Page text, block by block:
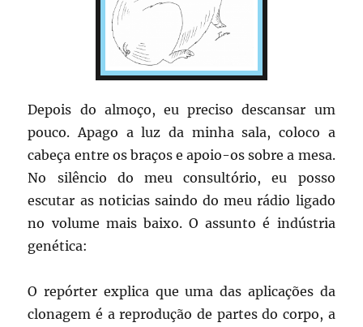
Depois do almoço, eu preciso descansar um
pouco. Apago a luz da minha sala, coloco a
cabeça entre os braços e apoio-os sobre a mesa.
No silêncio do meu consultório, eu posso
escutar as noticias saindo do meu rádio ligado
no volume mais baixo. O assunto é indústria
genética:
O repórter explica que uma das aplicações da
clonagem é a reprodução de partes do corpo, a